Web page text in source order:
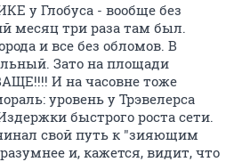
у Глобуса - вообще без
месяц три раза там был.
и все без обломов. В
Зато на площади
И на часовне тоже
уровень у Трэвелерса
быстрого роста сети.
свой путь к "зияющим
и, кажется, видит, что